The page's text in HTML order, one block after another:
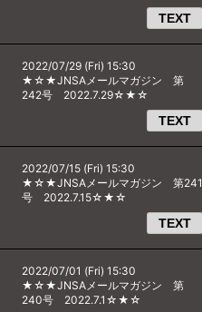
TEXT
2022/07/29 (Fri) 15:30
★☆★JNSAメールマガジン 第
242号 2022.7.29☆★☆
TEXT
2022/07/15 (Fri) 15:30
★☆★JNSAメールマガジン 第241
号 2022.7.15☆★☆
TEXT
2022/07/01 (Fri) 15:30
★☆★JNSAメールマガジン 第
240号 2022.7.1☆★☆